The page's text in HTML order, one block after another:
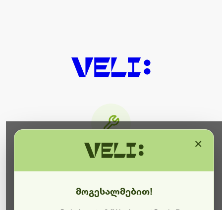
ბოდიშს გიხდით შეფერხებისთვის. ამჟამად
მოგესალმებით!
×